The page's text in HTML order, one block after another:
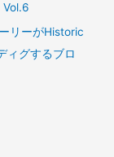
リーがHistoric
ィグするブロ